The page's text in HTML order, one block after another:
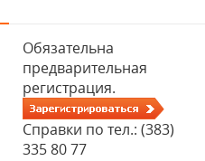
Обязательна
предварительная
регистрация.
Справки по тел.: (383)
335 80 77